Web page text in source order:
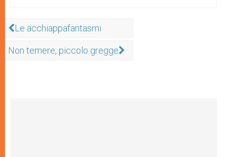
Le acchiappafantasmi
Non temere, piccolo gregge